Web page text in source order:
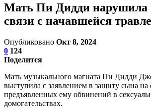
Мать Пи Дидди нарушила
связи с начавшейся
Опубликовано Окт 8, 2024
0 124
Поделится
Мать музыкального магната Пи Дидди
выступила с заявлением в защиту сына на
предъявленных ему обвинений в
домогательствах.